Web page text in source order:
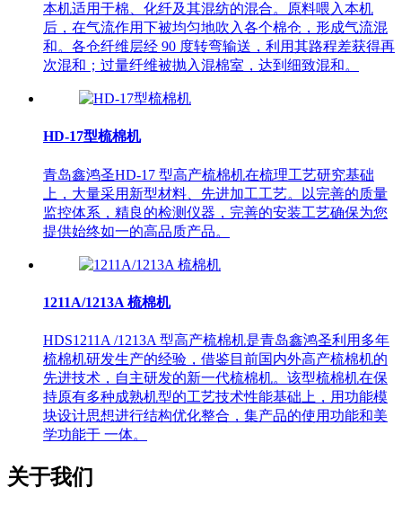
本机适用于棉、化纤及其混纺的混合。原料喂入本机
后，在气流作用下被均匀地吹入各个棉仓，形成气流混
和。各仓纤维层经 90 度转弯输送，利用其路程差获得再
次混和；过量纤维被抛入混棉室，达到细致混和。
HD-17型梳棉机
青岛鑫鸿圣HD-17 型高产梳棉机在梳理工艺研究基础
上，大量采用新型材料、先进加工工艺。以完善的质量
监控体系，精良的检测仪器，完善的安装工艺确保为您
提供始终如一的高品质产品。
1211A/1213A 梳棉机
HDS1211A /1213A 型高产梳棉机是青岛鑫鸿圣利用多年
梳棉机研发生产的经验，借鉴目前国内外高产梳棉机的
先进技术，自主研发的新一代梳棉机。该型梳棉机在保
持原有多种成熟机型的工艺技术性能基础上，用功能模
块设计思想进行结构优化整合，集产品的使用功能和美
学功能于 一体。
关于我们